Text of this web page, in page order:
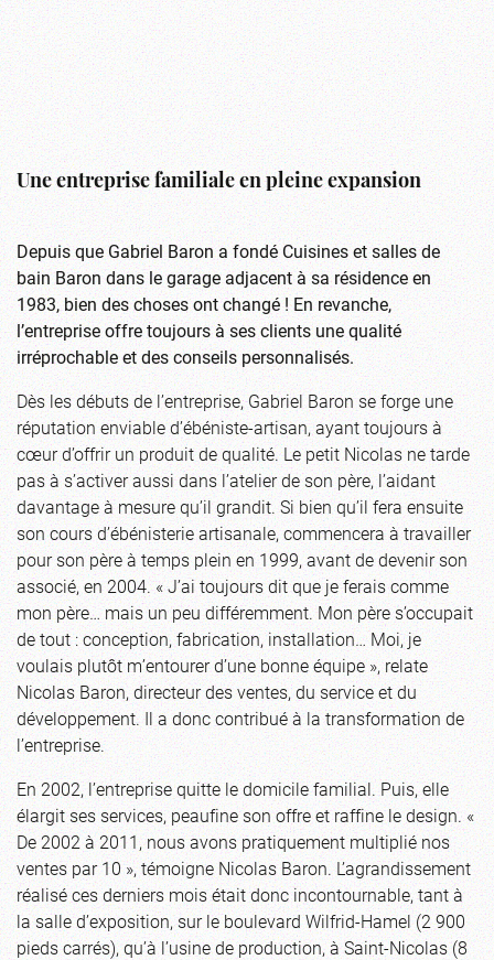
Une entreprise familiale en pleine expansion
Depuis que Gabriel Baron a fondé Cuisines et salles de
bain Baron dans le garage adjacent à sa résidence en
1983, bien des choses ont changé ! En revanche,
l’entreprise offre toujours à ses clients une qualité
irréprochable et des conseils personnalisés.
Dès les débuts de l’entreprise, Gabriel Baron se forge une
réputation enviable d’ébéniste-artisan, ayant toujours à
cœur d’offrir un produit de qualité. Le petit Nicolas ne tarde
pas à s’activer aussi dans l’atelier de son père, l’aidant
davantage à mesure qu’il grandit. Si bien qu’il fera ensuite
son cours d’ébénisterie artisanale, commencera à travailler
pour son père à temps plein en 1999, avant de devenir son
associé, en 2004. « J’ai toujours dit que je ferais comme
mon père… mais un peu différemment. Mon père s’occupait
de tout : conception, fabrication, installation… Moi, je
voulais plutôt m’entourer d’une bonne équipe », relate
Nicolas Baron, directeur des ventes, du service et du
développement. Il a donc contribué à la transformation de
l’entreprise.
En 2002, l’entreprise quitte le domicile familial. Puis, elle
élargit ses services, peaufine son offre et raffine le design. «
De 2002 à 2011, nous avons pratiquement multiplié nos
ventes par 10 », témoigne Nicolas Baron. L’agrandissement
réalisé ces derniers mois était donc incontournable, tant à
la salle d’exposition, sur le boulevard Wilfrid-Hamel (2 900
pieds carrés), qu’à l’usine de production, à Saint-Nicolas (8